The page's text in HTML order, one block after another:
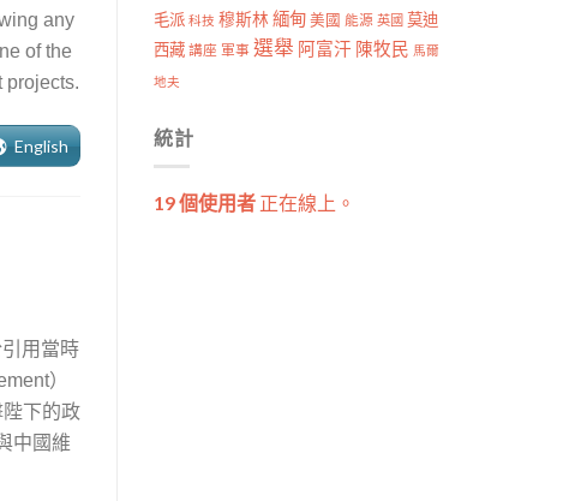
any
of the
projects.
English
用當時
）
下的政
中國維
毛派 科技 穆斯林 緬甸 美國 能源 英國 莫迪
西藏 講座 軍事 選舉 阿富汗 陳牧民 馬爾
地夫
統計
19 個使用者 正在線上。